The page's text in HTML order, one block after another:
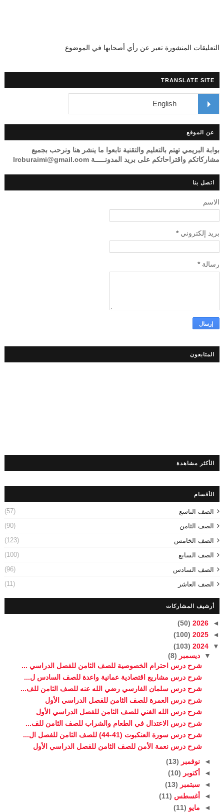
التعليقات المنشورة تعبر عن رأي أصحابها في الموضوع
TRANSLATE SITE
عن الموقع
بوابة البريمي تهتم بالتعليم والتقنية تابعوا ما ينشر هنا ونرحب بجميع
مشاركاتكم واقتراحاتكم على بريد المدونـــــة lrcburaimi@gmail.com
اتصل بنا
الاسم
بريد إلكتروني*
رسالة*
المتابعون
الأكثر مشاهدة
الأقسام
الصف التاسع
(57)
الصف الثامن
(90)
الصف الخامس
(123)
الصف السابع
(100)
الصف السادس
(96)
الصف العاشر
(11)
أرشيف المشاركات
◄
2026
(50)
◄
2025
(100)
▼
2024
(103)
▼ ديسمبر (8)
شرح درس احترام الخصوصية للصف الثامن للفصل الدراسي ...
شرح درس مشاريع اقتصادية عمانية واعدة للصف السادس ل...
شرح درس سلمان الفارسي رضي الله عنه للصف الثامن للف...
شرح درس العمرة للصف الثامن للفصل الدراسي الأول
شرح درس الله الغني للصف الثامن للفصل الدراسي الأول
شرح درس الاعتدال في الطعام والشراب للصف الثامن للف...
شرح درس سورة العنكبوت (41-44) للصف الثامن للفصل ال...
شرح درس نعمة الأمن للصف الثامن للفصل الدراسي الأول
◄ نوفمبر (13)
◄
أكتوبر (10)
◄ سبتمبر (13)
◄
أغسطس (11)
◄ مايو (11)